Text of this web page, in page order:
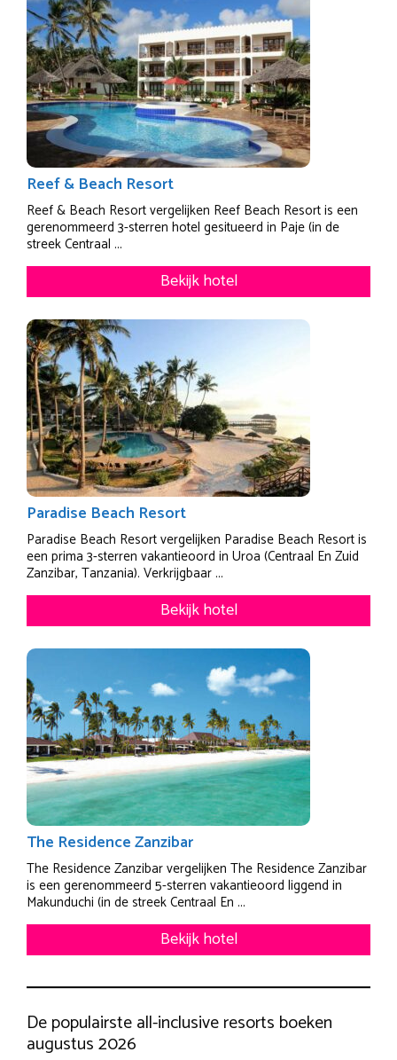
Reef & Beach Resort
Reef & Beach Resort vergelijken Reef Beach Resort is een
gerenommeerd 3-sterren hotel gesitueerd in Paje (in de
streek Centraal ...
Bekijk hotel
Paradise Beach Resort
Paradise Beach Resort vergelijken Paradise Beach Resort is
een prima 3-sterren vakantieoord in Uroa (Centraal En Zuid
Zanzibar, Tanzania). Verkrijgbaar ...
Bekijk hotel
The Residence Zanzibar
The Residence Zanzibar vergelijken The Residence Zanzibar
is een gerenommeerd 5-sterren vakantieoord liggend in
Makunduchi (in de streek Centraal En ...
Bekijk hotel
De populairste all-inclusive resorts boeken
augustus 2026